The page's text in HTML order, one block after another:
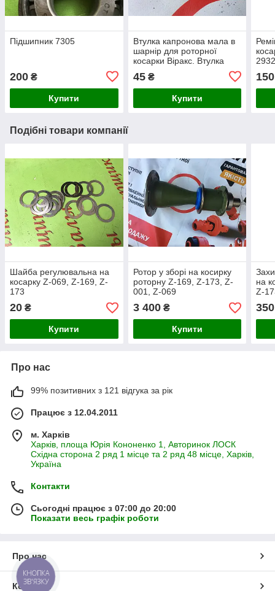
Підшипник 7305
200 ₴
Купити
Втулка капронова мала в
шарнір для роторної
косарки Віракс. Втулка
45₴
Купити
150
Подібні товари компанії
Шайба регулювальна на
косарку Z-069, Z-169, Z-
173
20 ₴
Купити
Ротор у зборі на косирку
роторну Z-169, Z-173, Z-
001, Z-069
3 400₴
Купити
на
Z-
350
Про нас
99% позитивних з 121 відгука за рік
Працює з 12.04.2011
м. Харків
Харків, площа Юрія Кононенко 1, Авторинок ЛОСК
Східна сторона 2 ряд 1 місце та 2 ряд 48 місце, Харків,
Україна
Контакти
Сьогодні працює з 07:00 до 20:00
Показати весь графік роботи
Про нас
Контакти
КНОПКА
ЗВ'ЯЗКУ